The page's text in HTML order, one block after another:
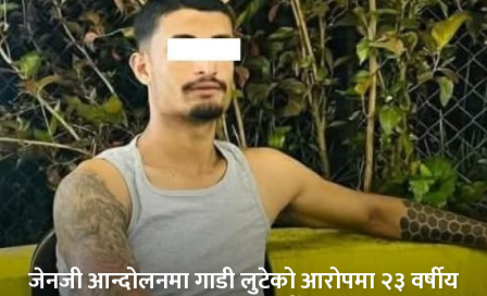
जेनजी आन्दोलनमा गाडी लुटेको आरोपमा २३ वर्षीय